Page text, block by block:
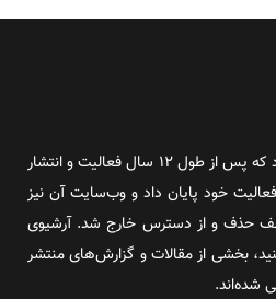
روز آنلاین روزنامه‌ای اینترنتی بود که پس از طول ۱۲ سال فعالیت و انتشار
در سال ۲۰۱۶ به فعالیت خود پایان داد و وب‌سایت آن نیز
حذف و از دسترس خارج شد. آرشیوی
بخشی از مقالات و گزارش‌های منتشر
شده‌اند.